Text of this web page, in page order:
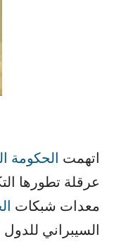
اتهمت ​ الحكومة
عرقلة تطورها
معدات شبكات ​
السيبراني